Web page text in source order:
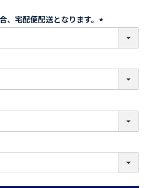
、宅配便配送となります。
必
)